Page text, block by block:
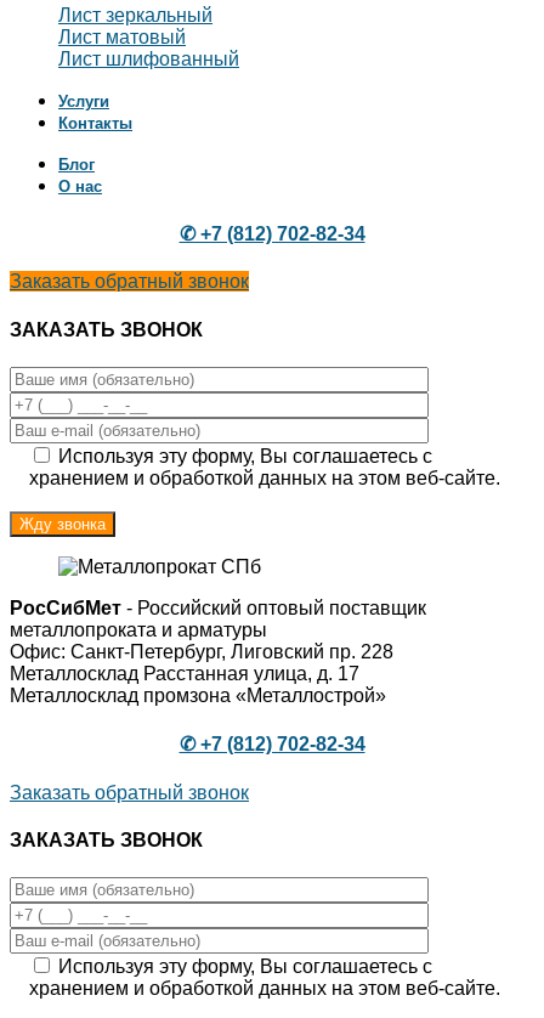
Лист зеркальный
Лист матовый
Лист шлифованный
Услуги
Контакты
Блог
О нас
✆ +7 (812) 702-82-34
Заказать обратный звонок
ЗАКАЗАТЬ ЗВОНОК
Используя эту форму, Вы соглашаетесь с
хранением и обработкой данных на этом веб-сайте.
РосСибМет - Российский оптовый поставщик
металлопроката и арматуры
Офис: Санкт-Петербург, Лиговский пр. 228
Металлосклад Расстанная улица, д. 17
Металлосклад промзона «Металлострой»
✆ +7 (812) 702-82-34
Заказать обратный звонок
ЗАКАЗАТЬ ЗВОНОК
Используя эту форму, Вы соглашаетесь с
хранением и обработкой данных на этом веб-сайте.